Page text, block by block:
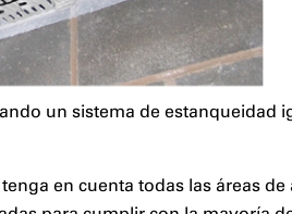
un sistema de estanqueidad
en cuenta todas las áreas